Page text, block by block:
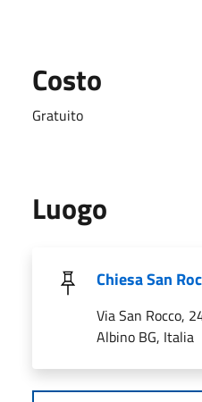
Costo
Gratuito
Luogo
Chiesa San
Via San Rocco,
Albino BG, Italia